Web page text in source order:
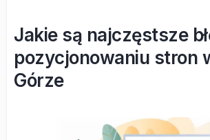
Jakie są najczęstsze
pozycjonowaniu stron
Górze